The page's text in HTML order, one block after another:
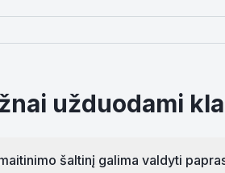
užduodami
šaltinį galima valdyti